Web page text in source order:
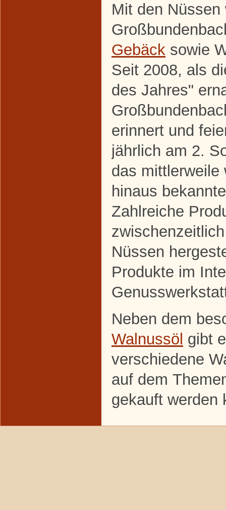
Mit den
Gebäck sowie
Seit 2008, als
des Jahres"
erinnert und
jährlich am 2.
das mittlerweile
hinaus
Zahlreiche
Nüssen
Produkte im
Neben dem
Walnussöl gibt
verschiedene
auf dem
gekauft werden